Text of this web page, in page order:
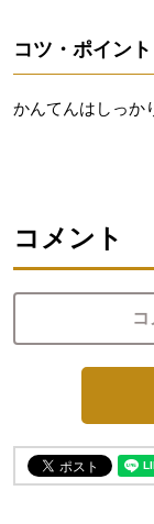
コツ・ポイント
かんてんはしっか
コメント
コ